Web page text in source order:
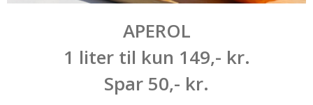
APEROL
1 liter til kun 149,- kr.
Spar 50,- kr.